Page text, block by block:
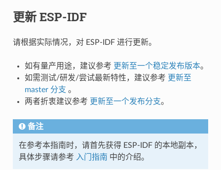
更新 ESP-IDF
请根据实际情况，对 ESP-IDF 进行更新。
如有量产用途，建议参考 更新至一个稳定发布版本。
如需测试/研发/尝试最新特性，建议参考 更新至
master 分支 。
两者折衷建议参考 更新至一个发布分支。
备注
在参考本指南时，请首先获得 ESP-IDF 的本地副本，
具体步骤请参考 入门指南 中的介绍。